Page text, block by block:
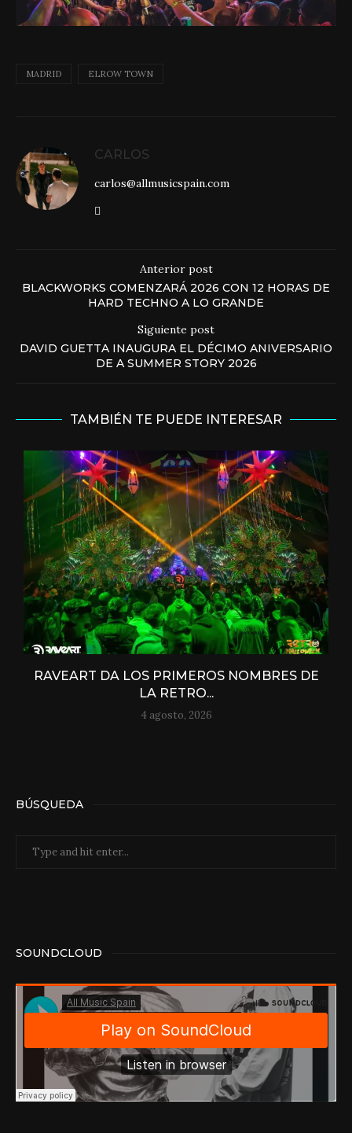
MADRID ELROW TOWN
CARLOS
carlos@allmusicspain.com
Anterior post
BLACKWORKS COMENZARÁ 2026 CON 12 HORAS DE
HARD TECHNO A LO GRANDE
Siguiente post
DAVID GUETTA INAUGURA EL DÉCIMO ANIVERSARIO
DE A SUMMER STORY 2026
TAMBIÉN TE PUEDE INTERESAR
RAVEART DA LOS PRIMEROS NOMBRES DE
LA RETRO...
4 agosto, 2026
BÚSQUEDA
SOUNDCLOUD